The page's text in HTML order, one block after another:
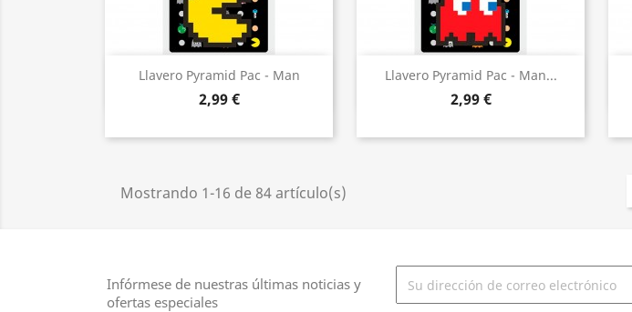
Llavero Pyramid Pac - Man
2,99 €
 Vista rápida Llavero Pyramid Pac - Man...
2,99 €
Vista rápida
Mostrando 1-16 de 84 artículo(s)
Infórmese de nuestras últimas noticias y
ofertas especiales